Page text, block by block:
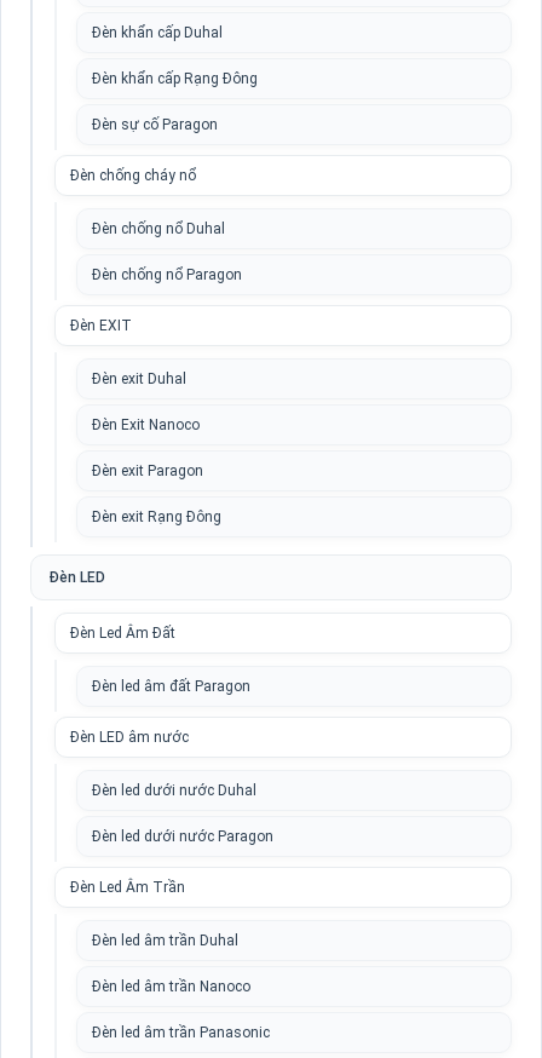
Đèn khẩn cấp Duhal
Đèn khẩn cấp Rạng Đông
Đèn sự cố Paragon
Đèn chống cháy nổ
Đèn chống nổ Duhal
Đèn chống nổ Paragon
Đèn EXIT
Đèn exit Duhal
Đèn Exit Nanoco
Đèn exit Paragon
Đèn exit Rạng Đông
Đèn LED
Đèn Led Âm Đất
Đèn led âm đất Paragon
Đèn LED âm nước
Đèn led dưới nước Duhal
Đèn led dưới nước Paragon
Đèn Led Âm Trần
Đèn led âm trần Duhal
Đèn led âm trần Nanoco
Đèn led âm trần Panasonic